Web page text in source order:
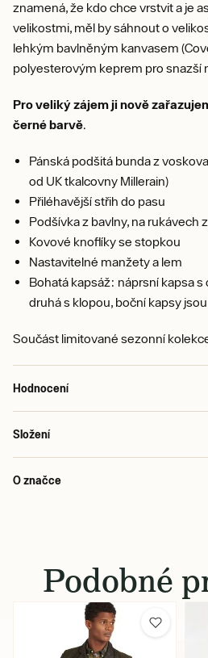
znamená, že kdo chce vrstvit a je
velikostmi, měl by sáhnout o
lehkým bavlněným kanvasem
polyesterovým keprem pro snazší
Pro veliký zájem ji nově
černé barvě.
Pánská podšitá bunda z
od UK tkalcovny Millerain)
Přiléhavější střih do pasu
Podšívka z bavlny, na rukávech
Kovové knoflíky se stopkou
Nastavitelné manžety a lem
Bohatá kapsáž: náprsní kapsa s
druhá s klopou, boční kapsy
Součást limitované sezonní
Hodnocení
Složení
O značce
Podobné